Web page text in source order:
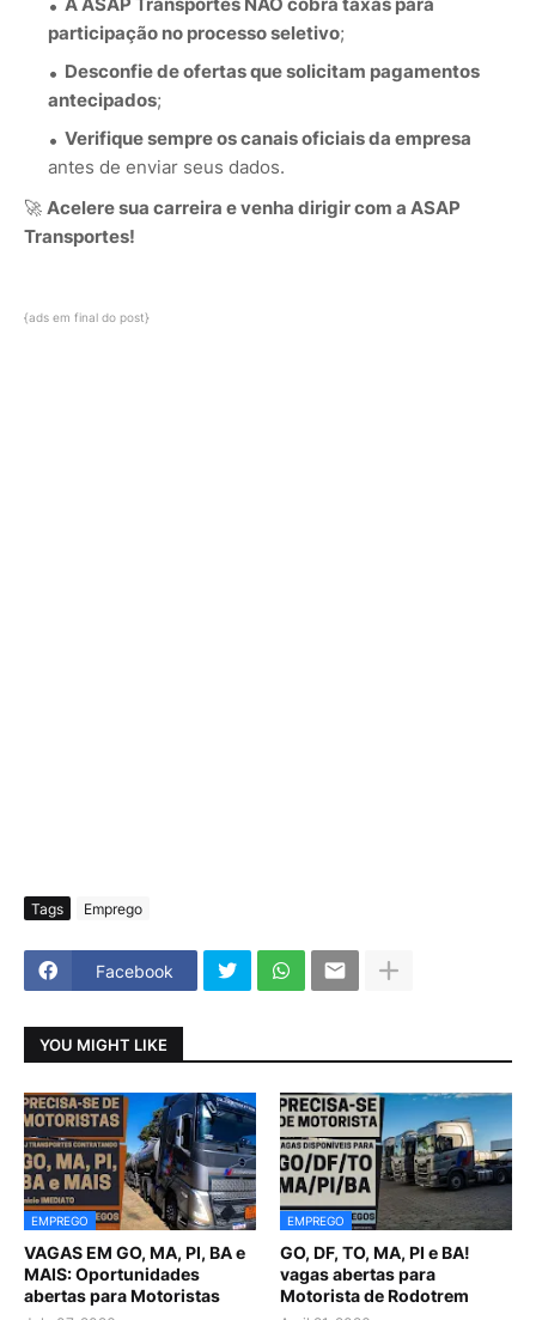
participação no processo seletivo;
Desconfie de ofertas que solicitam pagamentos
antecipados;
Verifique sempre os canais oficiais da empresa
antes de enviar seus dados.
🚀 Acelere sua carreira e venha dirigir com a ASAP
Transportes!
{ads em final do post}
Tags Emprego
Facebook
YOU MIGHT LIKE
EMPREGO
VAGAS EM GO, MA, PI, BA e
MAIS: Oportunidades
abertas para Motoristas
EMPREGO
GO, DF, TO, MA, PI e BA!
vagas abertas para
Motorista de Rodotrem